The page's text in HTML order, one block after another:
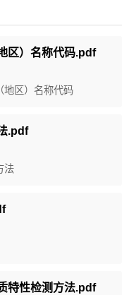
区）名称代码.pdf
地区）名称代码
.pdf
法
特性检测方法.pdf